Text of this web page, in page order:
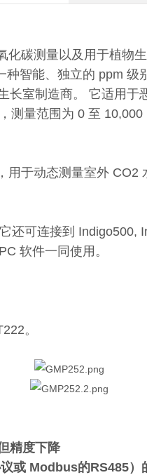
化碳测量以及用于植物
种智能、独立的 ppm 级
长室制造商。 它适用
测量范围为 0 至
于动态测量室外 CO2
还可连接到 Indigo500,
软件一同使用。
。
精度下降
或 Modbus的RS485）